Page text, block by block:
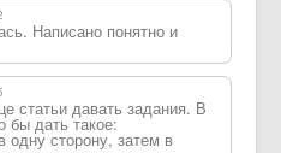
Написано понятно и
статьи давать задания. В
бы дать такое:
одну сторону, затем в